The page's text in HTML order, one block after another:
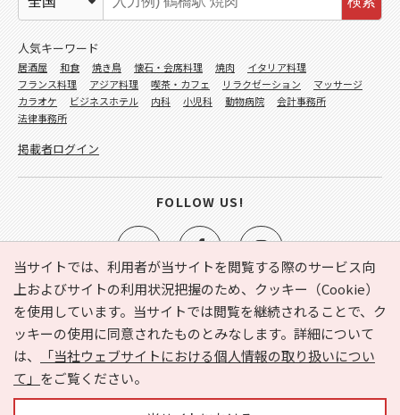
当サイトでは、利用者が当サイトを閲覧する際のサービス向
上およびサイトの利用状況把握のため、クッキー（Cookie）
を使用しています。当サイトでは閲覧を継続されることで、ク
ッキーの使用に同意されたものとみなします。詳細について
は、
「当社ウェブサイトにおける個人情報の取り扱いについ
て」 をご覧ください。
e-NAVITA（イーナビタ）とは？ お気に入り
ヘルプ
利用規約
個人情報の取り扱いについて
運営会社
サイトマップ
広告掲載に関するお問い合わせ
人気キーワード
居酒屋 和食 焼き鳥 懐石・会席料理 焼肉
イタリア料理
フランス料理
アジア料理 喫茶・カフェ リラクゼーション
マッサージ
カラオケ
ビジネスホテル 内科 小児科 動物病院
会計事務所
法律事務所
掲載者ログイン
FOLLOW US!